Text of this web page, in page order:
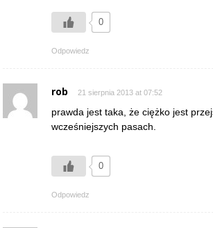
0
Odpowiedz
rob 21 sierpnia 2013 at 07:52
prawda jest taka, że ciężko jest
wcześniejszych pasach.
0
Odpowiedz